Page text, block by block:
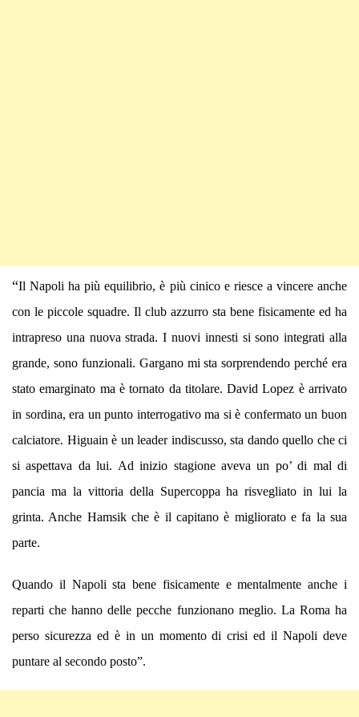
“Il Napoli ha più equilibrio, è più cinico e riesce a vincere anche
con le piccole squadre. Il club azzurro sta bene fisicamente ed ha
intrapreso una nuova strada. I nuovi innesti si sono integrati alla
grande, sono funzionali. Gargano mi sta sorprendendo perché era
stato emarginato ma è tornato da titolare. David Lopez è arrivato
in sordina, era un punto interrogativo ma si è confermato un buon
calciatore. Higuain è un leader indiscusso, sta dando quello che ci
si aspettava da lui. Ad inizio stagione aveva un po’ di mal di
pancia ma la vittoria della Supercoppa ha risvegliato in lui la
grinta. Anche Hamsik che è il capitano è migliorato e fa la sua
parte.
Quando il Napoli sta bene fisicamente e mentalmente anche i
reparti che hanno delle pecche funzionano meglio. La Roma ha
perso sicurezza ed è in un momento di crisi ed il Napoli deve
puntare al secondo posto”.